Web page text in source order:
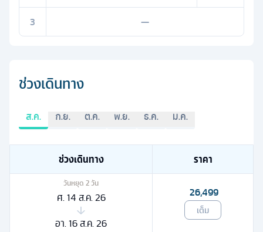
3
—
ช่วงเดินทาง
ส.ค. ก.ย. ต.ค. พ.ย. ธ.ค. ม.ค.
ช่วงเดินทาง ราคา
วันหยุด 2วัน
ศ. 14 ส.ค. 26
อา. 16 ส.ค. 26
26,499
เต็ม